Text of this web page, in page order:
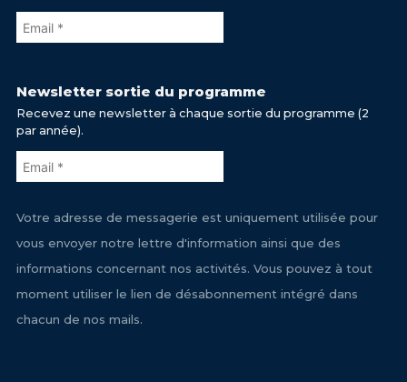
Newsletter sortie du programme
Recevez une newsletter à chaque sortie du programme (2
par année).
Votre adresse de messagerie est uniquement utilisée pour
vous envoyer notre lettre d'information ainsi que des
informations concernant nos activités. Vous pouvez à tout
moment utiliser le lien de désabonnement intégré dans
chacun de nos mails.